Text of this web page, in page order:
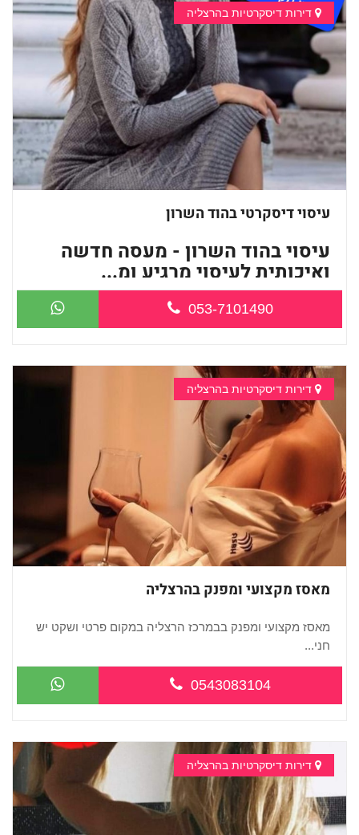
דירות דיסקרטיות בהרצליה
עיסוי דיסקרטי בהוד השרון
עיסוי בהוד השרון - מעסה חדשה
ואיכותית לעיסוי מרגיע ומ...
053-7101490
דירות דיסקרטיות בהרצליה
מאסז מקצועי ומפנק בהרצליה
מאסז מקצועי ומפנק בבמרכז הרצליה במקום פרטי ושקט יש
חני...
0543083104
דירות דיסקרטיות בהרצליה